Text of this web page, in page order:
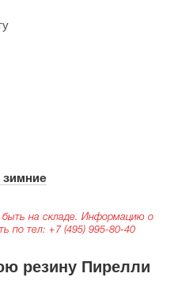
зимние
на складе. Информацию о
по тел: +7 (495) 995-80-40
резину Пирелли